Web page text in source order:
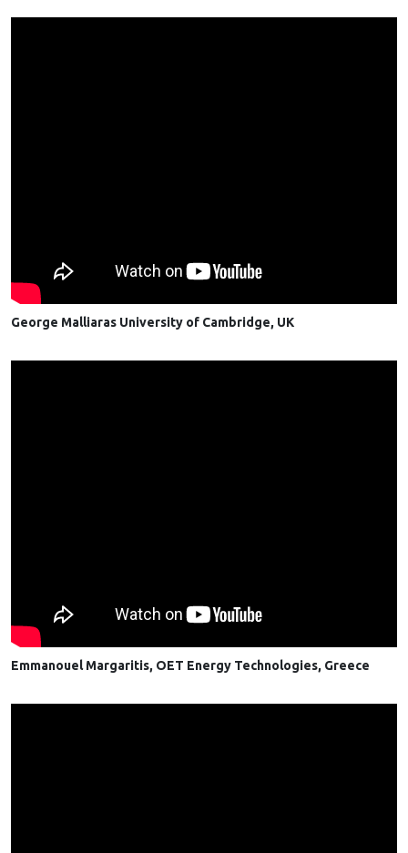
George Malliaras University of Cambridge, UK
Emmanouel Margaritis, OET Energy Technologies, Greece